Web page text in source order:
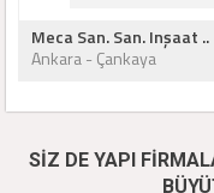
Meca San. San. Inşaat ..
Ankara - Çankaya
SİZ DE YAPI